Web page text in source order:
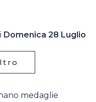
Domenica 28 Luglio
medaglie